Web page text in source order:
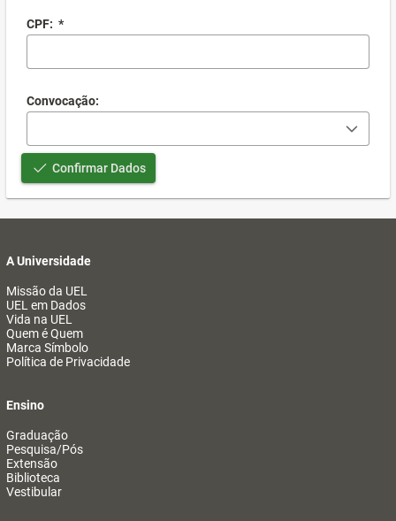
CPF: *
Convocação:
Confirmar Dados
A Universidade
Missão da UEL
UEL em Dados
Vida na UEL
Quem é Quem
Marca Símbolo
Política de Privacidade
Ensino
Graduação
Pesquisa/Pós
Extensão
Biblioteca
Vestibular